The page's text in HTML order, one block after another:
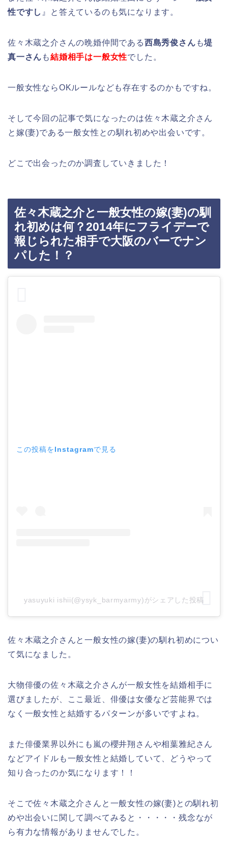
性ですし 』と答えているのも気になります。
佐々木蔵之介さんの晩婚仲間である西島秀俊さん も堤
真一さん も結婚相手は一般女性でした。
一般女性ならOKルールなども存在するのかもですね。
そして今回の記事で気になったのは佐々木蔵之介さん
と嫁(妻)である一般女性との馴れ初めや出会いです。
どこで出会ったのか調査していきました！
佐々木蔵之介と一般女性の嫁(妻)の馴
れ初めは何？2014年にフライデーで
報じられた相手で大阪のバーでナン
パした！？
この投稿をInstagramで見る
yasuyuki ishii(@ysyk_barmyarmy)がシェアした投稿
佐々木蔵之介さんと一般女性の嫁(妻)の馴れ初めについ
て気になました。
大物俳優の佐々木蔵之介さんが一般女性を結婚相手に
選びましたが、ここ最近、俳優は女優など芸能界では
なく一般女性と結婚するパターンが多いですよね。
また俳優業界以外にも嵐の櫻井翔さんや相葉雅紀さん
などアイドルも一般女性と結婚していて、どうやって
知り合ったのか気になります！！
そこで佐々木蔵之介さんと一般女性の嫁(妻)との馴れ初
めや出会いに関して調べてみると・・・・・残念なが
ら有力な情報がありませんでした。